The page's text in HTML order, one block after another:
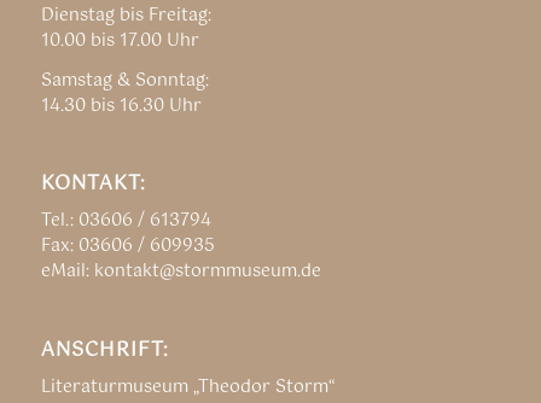
Dienstag bis Freitag:
10.00 bis 17.00 Uhr
Samstag & Sonntag:
14.30 bis 16.30 Uhr
KONTAKT:
Tel.: 03606 / 613794
Fax: 03606 / 609935
eMail: kontakt@stormmuseum.de
ANSCHRIFT:
Literaturmuseum „Theodor Storm“